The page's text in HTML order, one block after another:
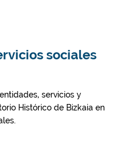
sociales
servicios y
Histórico de Bizkaia en